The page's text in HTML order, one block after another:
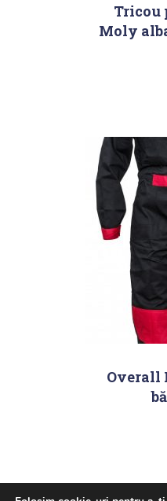
Tricou
Moly
Overall